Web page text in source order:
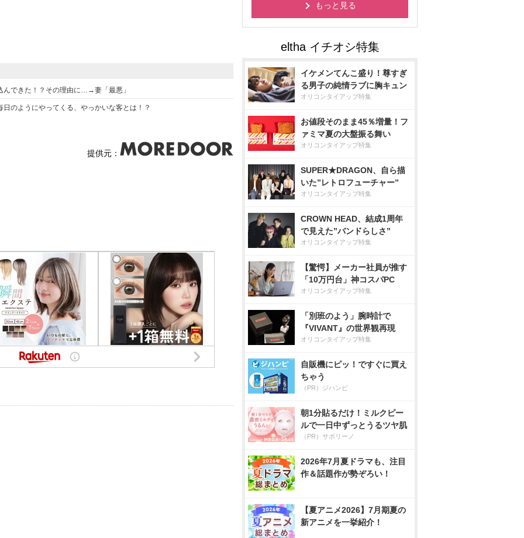
んできた！？その理由に…→妻「最悪」
のようにやってくる、やっかいな客とは！？
提供元：
もっと見る
イケメンてんこ盛り！尊すぎ
る男子の純情ラブに胸キュン
オリコンタイアップ特集
お値段そのまま45％増量！フ
ァミマ夏の大盤振る舞い
オリコンタイアップ特集
SUPER★DRAGON、自ら描
いた”レトロフューチャー”
オリコンタイアップ特集
CROWN HEAD、結成1周年
で見えた”バンドらしさ”
オリコンタイアップ特集
【驚愕】メーカー社員が推す
「10万円台」神コスパPC
オリコンタイアップ特集
「別班のよう」腕時計で
『VIVANT』の世界観再現
オリコンタイアップ特集
自販機にピッ！ですぐに買え
ちゃう
（PR）ジハンピ
朝1分貼るだけ！ミルクピー
ルで一日中ずっとうるツヤ肌
（PR）サボリーノ
2026年7月夏ドラマも、注目
作＆話題作が勢ぞろい！
【夏アニメ2026】7月期夏の
新アニメを一挙紹介！